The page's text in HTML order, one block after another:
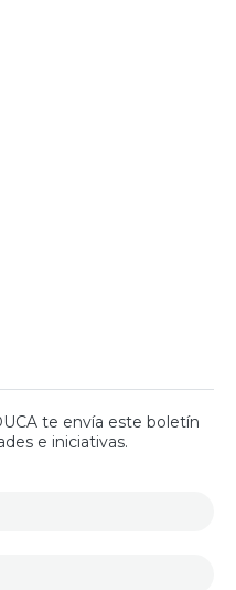
te envía este boletín
e iniciativas.